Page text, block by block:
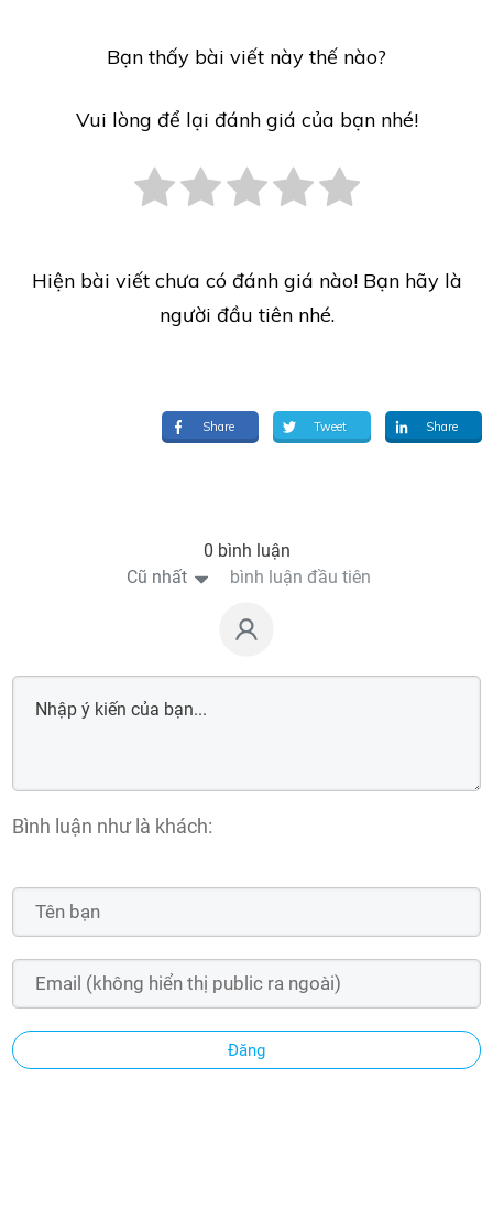
Bạn thấy bài viết này thế nào?
Vui lòng để lại đánh giá của bạn nhé!
Hiện bài viết chưa có đánh giá nào! Bạn hãy là
người đầu tiên nhé.
Share Tweet Share
0 bình luận
Cũ nhất
bình luận đầu tiên
Bình luận như là khách:
Đăng